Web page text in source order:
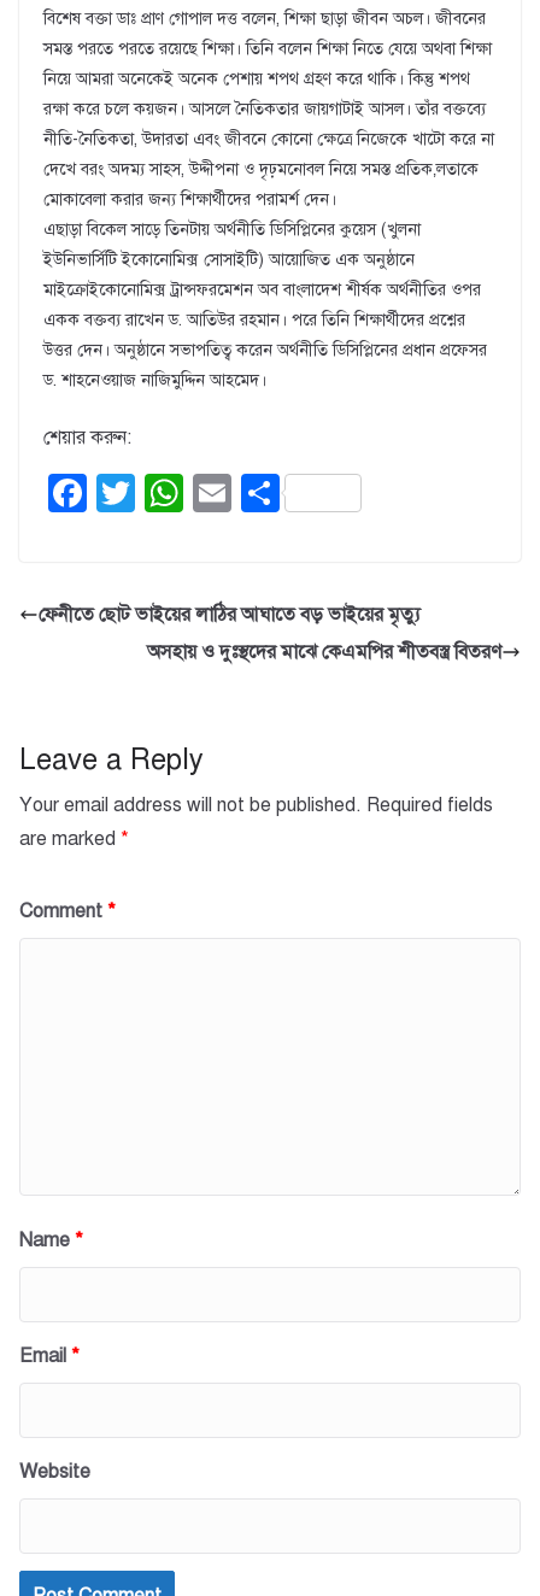
বিশেষ বক্তা ডাঃ প্রাণ গোপাল দত্ত বলেন, শিক্ষা ছাড়া জীবন অচল। জীবনের
সমস্ত পরতে পরতে রয়েছে শিক্ষা। তিনি বলেন শিক্ষা নিতে যেয়ে অথবা শিক্ষা
নিয়ে আমরা অনেকেই অনেক পেশায় শপথ গ্রহণ করে থাকি। কিন্তু শপথ
রক্ষা করে চলে কয়জন। আসলে নৈতিকতার জায়গাটাই আসল। তাঁর বক্তব্যে
নীতি-নৈতিকতা, উদারতা এবং জীবনে কোনো ক্ষেত্রে নিজেকে খাটো করে না
দেখে বরং অদম্য সাহস, উদ্দীপনা ও দৃঢ়মনোবল নিয়ে সমস্ত প্রতিক‚লতাকে
মোকাবেলা করার জন্য শিক্ষার্থীদের পরামর্শ দেন।
এছাড়া বিকেল সাড়ে তিনটায় অর্থনীতি ডিসিপ্লিনের কুয়েস (খুলনা
ইউনিভার্সিটি ইকোনোমিক্স সোসাইটি) আয়োজিত এক অনুষ্ঠানে
মাইক্রোইকোনোমিক্স ট্রান্সফরমেশন অব বাংলাদেশ শীর্ষক অর্থনীতির ওপর
একক বক্তব্য রাখেন ড. আতিউর রহমান। পরে তিনি শিক্ষার্থীদের প্রশ্নের
উত্তর দেন। অনুষ্ঠানে সভাপতিত্ব করেন অর্থনীতি ডিসিপ্লিনের প্রধান প্রফেসর
ড. শাহনেওয়াজ নাজিমুদ্দিন আহমেদ।
শেয়ার করুন:
F
e
k
T
er
W
s
A
E S
e
ফেনীতে ছোট ভাইয়ের লাঠির আঘাতে বড় ভাইয়ের মৃত্যু
অসহায় ও দুঃস্থদের মাঝে কেএমপির শীতবস্ত্র বিতরণ
Leave a Reply
Your email address will not be published. Required fields
are marked *
Comment *
Name *
Email *
Website